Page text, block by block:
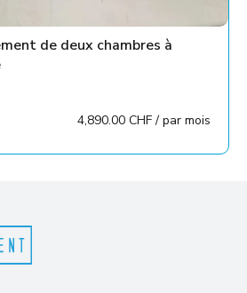
de deux chambres à
4,890.00 CHF / par mois